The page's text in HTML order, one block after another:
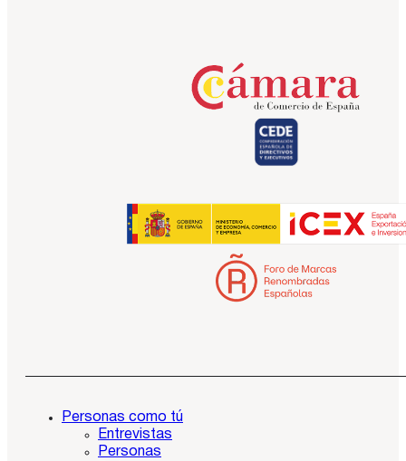
Personas como tú
Entrevistas
Personas